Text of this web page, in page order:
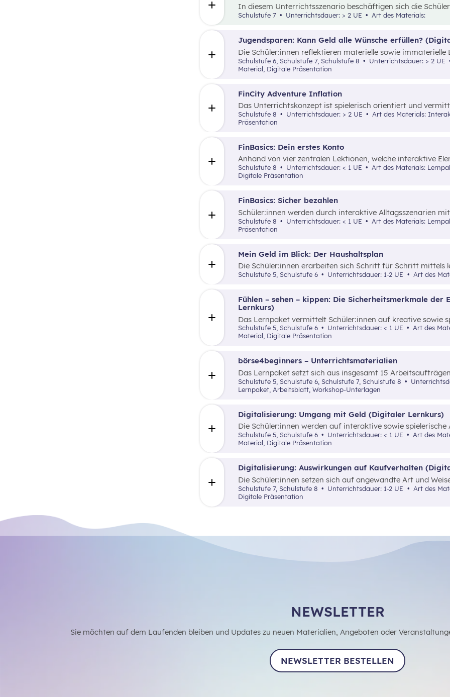
Jugendsparen: Kann Geld alle Wünsche erfüllen?
Die Schüler:innen reflektieren materielle sowie
Jugendbankkonten und analysieren dabei verschiedene
eines Marketplace.
Schulstufe 6, Schulstufe 7, Schulstufe 8 Unterrichtsdauer: > 2 UE
Material, Digitale Präsentation
FinCity Adventure Inflation
Das Unterrichtskonzept ist spielerisch orientiert und
wichtiges Grundlagenwissen zur Inflation und wie sich
Schulstufe 8 Unterrichtsdauer: > 2 UE
Präsentation
In diesem Unterrichtsszenario beschäftigen sich die
„Werbung“ und „Konsumentscheidungen“. Zu Beginn des
Schulstufe 7 Unterrichtsdauer: > 2 UE Art des Materials:
FinBasics: Dein erstes Konto
Anhand von vier zentralen Lektionen, welche interaktive
Schüler:innen wesentliche Inhalte zu den unterschiedlichen
eines Girokontos vermittelt.
Schulstufe 8 Unterrichtsdauer: < 1 UE
Art des Materials: Lernpaket, Interaktives Material, Video,
Digitale Präsentation
FinBasics: Sicher bezahlen
Schüler:innen werden durch interaktive Alltagsszenarien
Zahlungsmöglichkeiten und den damit verbundenen
mittels einer durchgängigen Erzählung samt spielerischer
Schulstufe 8 Unterrichtsdauer: < 1 UE
Präsentation
Mein Geld im Blick: Der Haushaltsplan
Die Schüler:innen erarbeiten sich Schritt für Schritt mittels
Grundverständnis für einen Haushaltsplan.
Schulstufe 5, Schulstufe 6 Unterrichtsdauer: 1-2 UE Art des
Fühlen – sehen – kippen: Die Sicherheitsmerkmale der
Lernkurs)
Das Lernpaket vermittelt Schüler:innen auf kreative sowie
Sicherheitsmerkmale von Euro-Banknoten hinsichtlich
Schulstufe 5, Schulstufe 6 Unterrichtsdauer: < 1 UE
Art des Materials: Lernpaket, Interaktives
Material, Digitale Präsentation
börse4beginners – Unterrichtsmaterialien
Das Lernpaket setzt sich aus insgesamt 15
Schüler:innen auf kreative, spielerische sowie angewandte
Grundlagenwissen über die Börse und Geldveranlagung
Schulstufe 5, Schulstufe 6, Schulstufe 7, Schulstufe 8
Lernpaket, Arbeitsblatt, Workshop-Unterlagen
Digitalisierung: Umgang mit Geld (Digitaler Lernkurs)
Die Schüler:innen werden auf interaktive sowie
Möglichkeit vertraut gemacht, digitale Tools als Hilfsmittel
Übersicht über die eigenen Einnahmen und Ausgaben zu
Schulstufe 5, Schulstufe 6 Unterrichtsdauer: < 1 UE
Material, Digitale Präsentation
Digitalisierung: Auswirkungen auf Kaufverhalten
Die Schüler:innen setzen sich auf angewandte Art und
ihre Auswirkungen auf das Konsumverhalten und die
auseinander.
Schulstufe 7, Schulstufe 8 Unterrichtsdauer: 1-2 UE
Digitale Präsentation
NEWSLETTER
Sie möchten auf dem Laufenden bleiben und Updates zu neuen Materialien, Angeboten oder
NEWSLETTER BESTELLEN